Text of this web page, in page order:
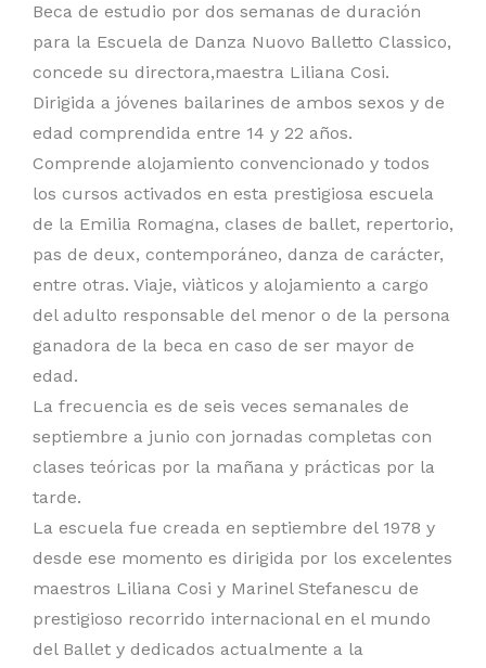
Beca de estudio por dos semanas de duración
para la Escuela de Danza Nuovo Balletto Classico,
concede su directora,maestra Liliana Cosi.
Dirigida a jóvenes bailarines de ambos sexos y de
edad comprendida entre 14 y 22 años.
Comprende alojamiento convencionado y todos
los cursos activados en esta prestigiosa escuela
de la Emilia Romagna, clases de ballet, repertorio,
pas de deux, contemporáneo, danza de carácter,
entre otras. Viaje, viàticos y alojamiento a cargo
del adulto responsable del menor o de la persona
ganadora de la beca en caso de ser mayor de
edad.
La frecuencia es de seis veces semanales de
septiembre a junio con jornadas completas con
clases teóricas por la mañana y prácticas por la
tarde.
La escuela fue creada en septiembre del 1978 y
desde ese momento es dirigida por los excelentes
maestros Liliana Cosi y Marinel Stefanescu de
prestigioso recorrido internacional en el mundo
del Ballet y dedicados actualmente a la